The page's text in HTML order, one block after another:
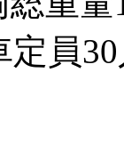
定員